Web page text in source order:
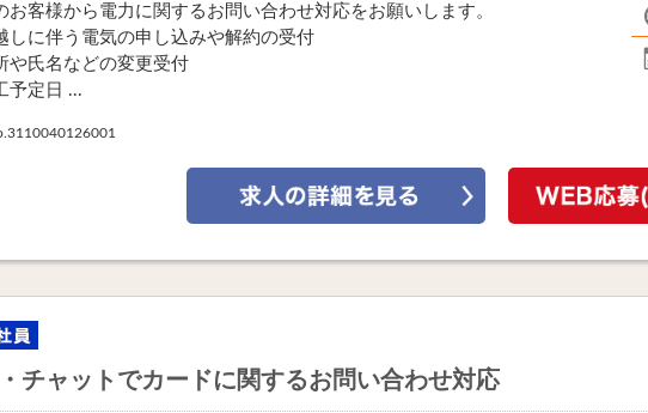
お客様から電力に関するお問い合わせ対応をお願いします。
しに伴う電気の申し込みや解約の受付
や氏名などの変更受付
予定日 ...
チャットでカードに関するお問い合わせ対応